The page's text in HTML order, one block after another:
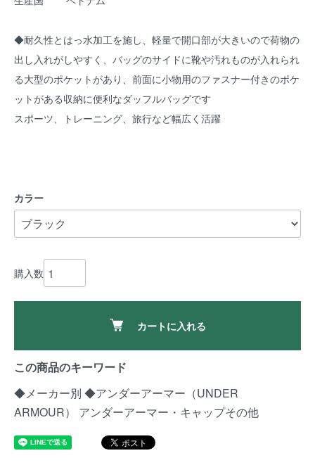
◆耐久性とはっ水加工を施し、軽量で開口部が大きいので荷物の
出し入れがしやすく、バッグのサイドに靴や汚れものが入れられ
る大型のポケットがあり、前面に小物用のファスナー付きのポケ
ットがある収納に便利なダッフルバッグです
スポーツ、トレーニング、旅行など幅広く活躍
カラー
購入数
カートに入れる
この商品のキーワード
◆メーカー別 ◆アンダーアーマー（UNDER
ARMOUR）
アンダーアーマー・キャップその他